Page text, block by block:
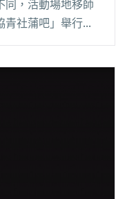
同，活動場地移師
社蒲吧」舉行，
讀全文 "2015 香